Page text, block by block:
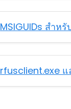
MSIGUIDs สำห
rfusclient.exe